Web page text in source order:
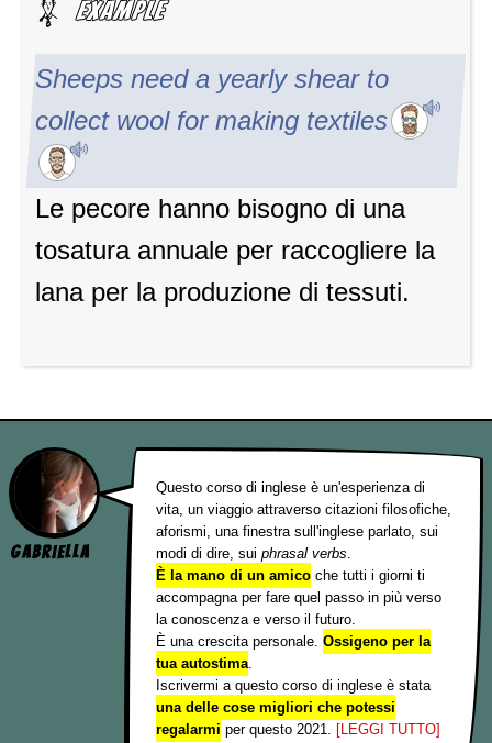
Sheeps need a yearly shear to
collect wool for making textiles
Le pecore hanno bisogno di una
tosatura annuale per raccogliere la
lana per la produzione di tessuti.
Gabriella
Questo corso di inglese è un'esperienza di
vita, un viaggio attraverso citazioni filosofiche,
aforismi, una finestra sull'inglese parlato, sui
modi di dire, sui phrasal verbs.
È la mano di un amico che tutti i giorni ti
accompagna per fare quel passo in più verso
la conoscenza e verso il futuro.
È una crescita personale. Ossigeno per la
tua autostima.
Iscrivermi a questo corso di inglese è stata
una delle cose migliori che potessi
regalarmi per questo 2021. [LEGGI TUTTO]